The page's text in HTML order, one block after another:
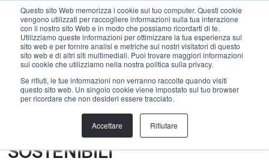
Questo sito Web memorizza i cookie sul tuo computer. Questi cookie
vengono utilizzati per raccogliere informazioni sulla tua interazione
con il nostro sito Web e in modo che possiamo ricordarti di te.
Utilizziamo queste informazioni per ottimizzare la tua esperienza sul
sito web e per fornire analisi e metriche sui nostri visitatori di questo
sito web e di altri siti multimediali. Puoi trovare maggiori informazioni
sui cookie che utilizziamo nella nostra politica sulla privacy.
Se rifiuti, le tue informazioni non verranno raccolte quando visiti
questo sito web. Un singolo cookie viene impostato sul tuo browser
per ricordare che non desideri essere tracciato.
Accettare Rifiutare
Menu
indietro
Costruzione,BLOG,Sviluppo,pump track modulare
Monitoring ,Sostenibilità,Notizie,Pianificazione,Skill
Center,Trail Center ,Aree urbane,Velopark
FINANZIAMENTI 2025-2026
PER "LUOGHI VIVIBILI E
SOSTENIBILI"